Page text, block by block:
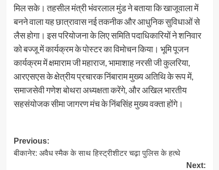
मिल सके। तहसील मंत्री भंवरलाल मुंड ने बताया कि खाजूवाला में
बनने वाला यह छात्रावास नई तकनीक और आधुनिक सुविधाओं से
लैस होगा। इस परियोजना के लिए समिति पदाधिकारियों ने शनिवार
को बज्जू में कार्यक्रम के पोस्टर का विमोचन किया। भूमि पूजन
कार्यक्रम में क्षमाराम जी महाराज, भामाशाह नरसी जी कुलरिया,
आरएसएस के क्षेत्रीय प्रचारक निंबाराम मुख्य अतिथि के रूप में,
समाजसेवी गणेश बोथरा अध्यक्षता करेंगे, और अखिल भारतीय
सहसंयोजक सीमा जागरण मंच के निंबसिंह मुख्य वक्ता होंगे।
Post
navigation
Previous:
बीकानेर: अवैध स्मैक के साथ हिस्ट्रीशीटर चढ़ा पुलिस के हत्थे
Next: